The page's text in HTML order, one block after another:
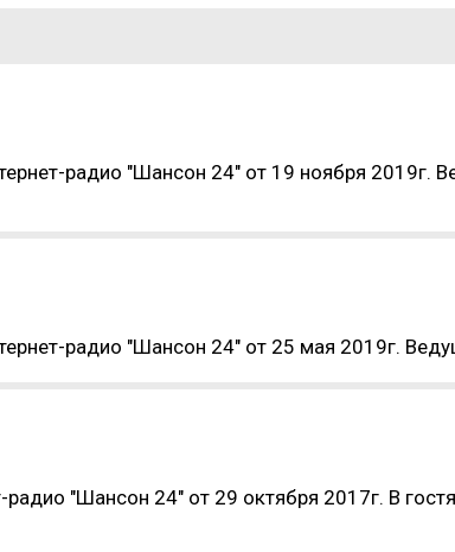
радио "Шансон 24" от 19 ноября 2019г.
радио "Шансон 24" от 25 мая 2019г.
радио "Шансон 24" от 29 октября 2017г. В